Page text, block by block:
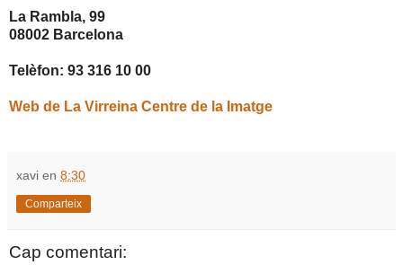
La Rambla, 99
08002 Barcelona
Telèfon: 93 316 10 00
Web de La Virreina Centre de la Imatge
xavi en 8:30
Comparteix
Cap comentari: